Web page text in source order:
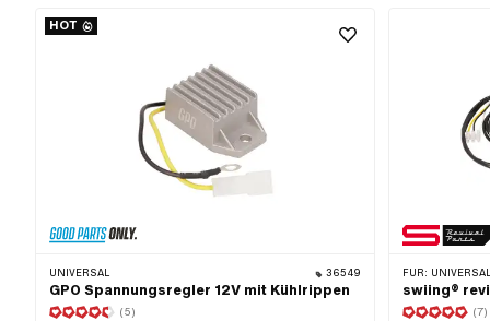
HOT
UNIVERSAL 36549
GPO Spannungsregler 12V mit Kühlrippen
(5)
FÜR:
swiing®
(7)